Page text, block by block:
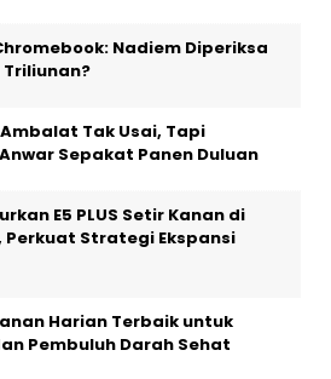
Nadiem Diperiksa
Triliunan?
Tak Usai, Tapi
Sepakat Panen Duluan
E5 PLUS Setir Kanan di
Perkuat Strategi Ekspansi
Harian Terbaik untuk
Pembuluh Darah Sehat